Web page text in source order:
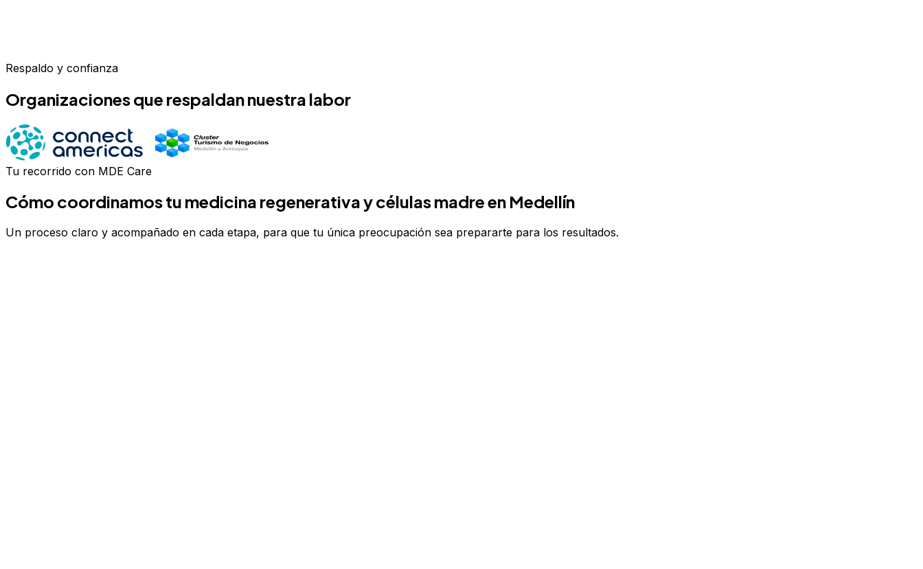
Respaldo y confianza
Organizaciones que respaldan nuestra labor
Tu recorrido con MDE Care
Cómo coordinamos tu medicina regenerativa y células madreen Medellín
Un proceso claro y acompañado en cada etapa, para que tu única preocupación sea prepararte para los resultados.